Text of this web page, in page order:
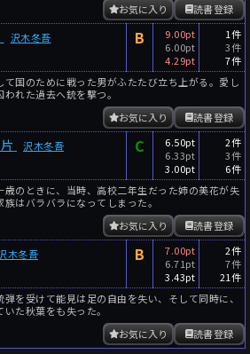
読書登録
お気に入り
沢木冬吾 B
9.00pt
6.00pt
4.29pt
1件
3件
7件
て国のために戦った男がふたたび立ち上がる。愛し
れた過去へ銃を撃つ。
読書登録
お気に入り
沢木冬吾 C
6.50pt
6.33pt
3.00pt
2件
3件
6件
歳のときに、当時、高校二年生だった姉の美花が失
はバラバラになってしまった。
読書登録
お気に入り
木冬吾 B
7.00pt
6.71pt
3.43pt
2件
7件
21件
弾を受けて能見は足の自由を失い、そして同時に、
た秋葉をも失った。
読書登録
お気に入り